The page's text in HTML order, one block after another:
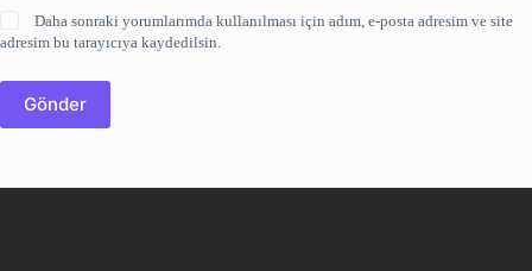
Daha sonraki yorumlarımda kullanılması için adım, e-posta adresim ve site
adresim bu tarayıcıya kaydedilsin.
Gönder